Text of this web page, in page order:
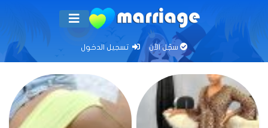
سجّل الآن تسجيل الدخول